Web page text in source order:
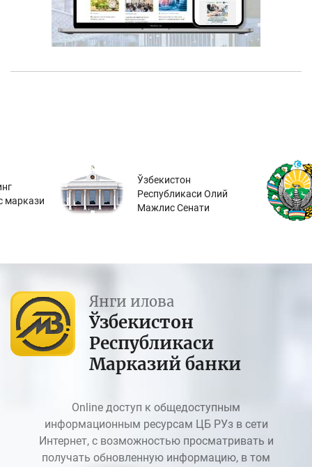
маркази
Ўзбекистон
Республикаси Олий
Мажлис Сенати
Янги илова
Ўзбекистон
Республикаси
Марказий банки
Online доступ к общедоступным
информационным ресурсам ЦБ РУз в сети
Интернет, с возможностью просматривать и
получать обновленную информацию, в том